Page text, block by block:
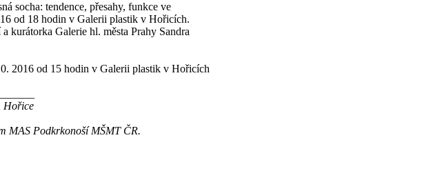
socha: tendence, přesahy, funkce ve
od 18 hodin v Galerii plastik v Hořicích.
kurátorka Galerie hl. města Prahy Sandra
2016 od 15 hodin v Galerii plastik v Hořicích
Hořice
MAS Podkrkonoší MŠMT ČR.